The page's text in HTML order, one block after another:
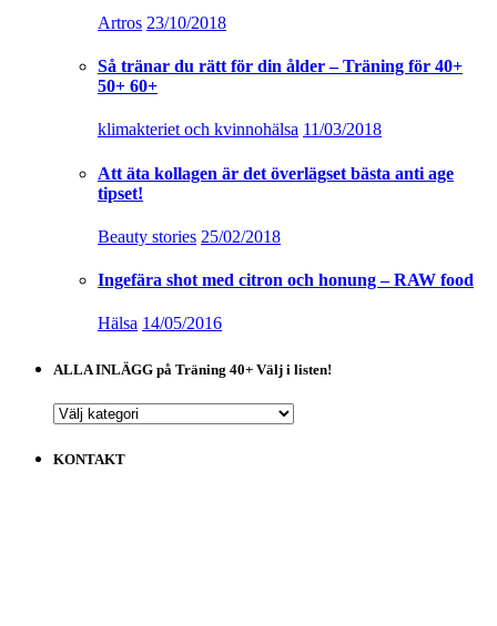
Artros 23/10/2018
Så tränar du rätt för din ålder – Träning för 40+
50+ 60+
klimakteriet och kvinnohälsa 11/03/2018
Att äta kollagen är det överlägset bästa anti age
tipset!
Beauty stories 25/02/2018
Ingefära shot med citron och honung – RAW food
Hälsa 14/05/2016
ALLA INLÄGG på Träning 40+ Välj i listen!
ALLA
på
KONTAKT